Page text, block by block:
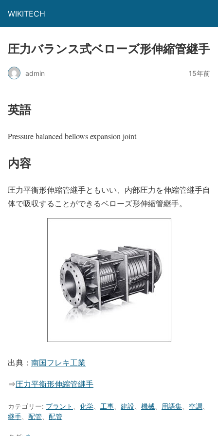
WIKITECH
圧力バランス式ベローズ形伸縮管継手
admin 15年前
英語
Pressure balanced bellows expansion joint
内容
圧力平衡形伸縮管継手ともいい、内部圧力を伸縮管継手自
体で吸収することができるベローズ形伸縮管継手。
出典： 南国フレキ工業
⇒圧力平衡形伸縮管継手
カテゴリー: プラント 化学 工事 建設 機械 用語集 空調
継手
配管 配管